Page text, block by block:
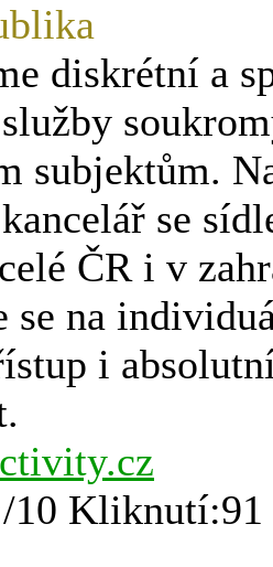
diskrétní a
subjektům.
se
ČR i v
se na
i
10 Kliknutí:91